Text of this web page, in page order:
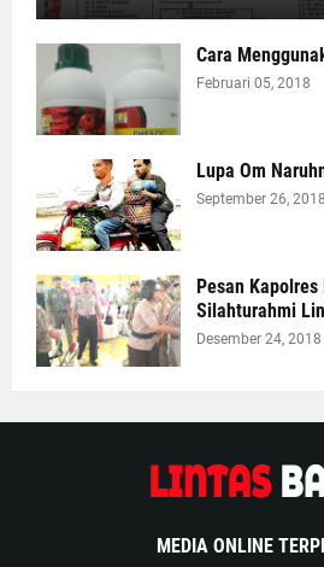
Cara
Februari 05, 2018
Lupa Om
September 26, 2018
Pesan
Silahturahmi
Desember 24, 2018
MEDIA ONLINE